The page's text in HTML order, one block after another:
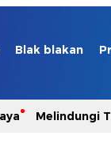
Blak blakan
Melindungi